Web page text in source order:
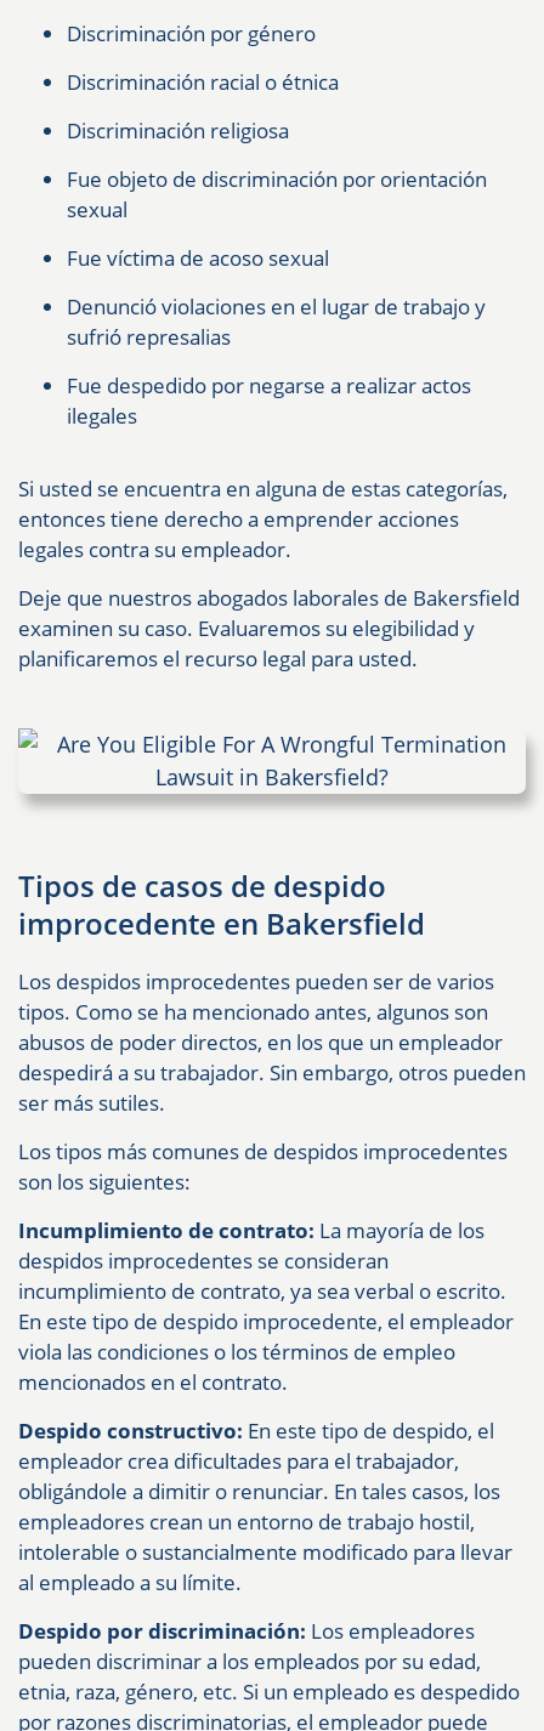
Discriminación por género
Discriminación racial o étnica
Discriminación religiosa
Fue objeto de discriminación por orientación
sexual
Fue víctima de acoso sexual
Denunció violaciones en el lugar de trabajo y
sufrió represalias
Fue despedido por negarse a realizar actos
ilegales
Si usted se encuentra en alguna de estas categorías,
entonces tiene derecho a emprender acciones
legales contra su empleador.
Deje que nuestros abogados laborales de Bakersfield
examinen su caso. Evaluaremos su elegibilidad y
planificaremos el recurso legal para usted.
Tipos de casos de despido
improcedente en Bakersfield
Los despidos improcedentes pueden ser de varios
tipos. Como se ha mencionado antes, algunos son
abusos de poder directos, en los que un empleador
despedirá a su trabajador. Sin embargo, otros pueden
ser más sutiles.
Los tipos más comunes de despidos improcedentes
son los siguientes:
Incumplimiento de contrato: La mayoría de los
despidos improcedentes se consideran
incumplimiento de contrato, ya sea verbal o escrito.
En este tipo de despido improcedente, el empleador
viola las condiciones o los términos de empleo
mencionados en el contrato.
Despido constructivo: En este tipo de despido, el
empleador crea dificultades para el trabajador,
obligándole a dimitir o renunciar. En tales casos, los
empleadores crean un entorno de trabajo hostil,
intolerable o sustancialmente modificado para llevar
al empleado a su límite.
Despido por discriminación: Los empleadores
pueden discriminar a los empleados por su edad,
etnia, raza, género, etc. Si un empleado es despedido
por razones discriminatorias, el empleador puede